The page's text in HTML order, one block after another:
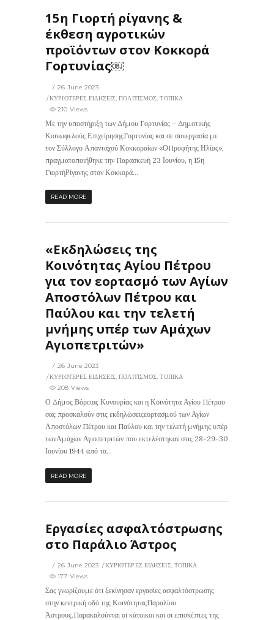
15η Γιορτή ρίγανης &
έκθεση αγροτικών
προϊόντων στον Κοκκορά
Γορτυνίας￼
26 June 2023
ΚΥΡΙΟΤΕΡΕΣ ΕΙΔΗΣΕΙΣ ,ΠΟΛΙΤΙΣΜΟΣ ,ΤΟΠΙΚΑ
210 Views
Με την υποστήριξη των Δήμου Γορτυνίας – Δημοτικής
Κοινωφελούς ΕπιχείρησηςΓορτυνίας και σε συνεργασία με
τον Σύλλογο Απανταχού Κοκκοραίων «ΟΠροφήτης Ηλίας»,
πραγματοποιήθηκε την Παρασκευή 23 Ιουνίου, η 15η
ΓιορτήΡίγανης στον Κοκκορά...
READ MORE
«Εκδηλώσεις της
Κοινότητας Αγίου Πέτρου
για τον εορτασμό των Αγίων
Αποστόλων Πέτρου και
Παύλου και την τελετή
μνήμης υπέρ των Αμάχων
Αγιοπετριτών»
26 June 2023
ΚΥΡΙΟΤΕΡΕΣ ΕΙΔΗΣΕΙΣ,ΠΟΛΙΤΙΣΜΟΣ,ΤΟΠΙΚΑ
208 Views
Ο Δήμος Βόρειας Κυνουρίας και η Κοινότητα Αγίου Πέτρου
σας προσκαλούν στις εκδηλώσειςεορτασμού των Αγίων
Αποστόλων Πέτρου και Παύλου και την τελετή μνήμης υπέρ
τωνΑμάχων Αγιοπετριτών που εκτελέστηκαν στις 28-29-30
Ιουνίου 1944 από τα...
READ MORE
Εργασίες ασφαλτόστρωσης
στο Παράλιο Άστρος
26 June 2023 ΚΥΡΙΟΤΕΡΕΣ ΕΙΔΗΣΕΙΣ, ΤΟΠΙΚΑ
177 Views
Σας γνωρίζουμε ότι ξεκίνησαν εργασίες ασφαλτόστρωσης
στην κεντρική οδό της ΚοινότηταςΠαραλίου
Άστρους.Παρακαλούνται οι κάτοικοι και οι επισκέπτες της